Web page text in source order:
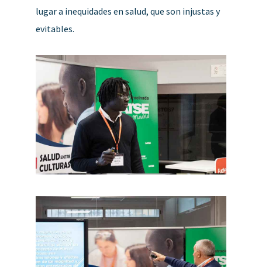
lugar a inequidades en salud, que son injustas y
evitables.